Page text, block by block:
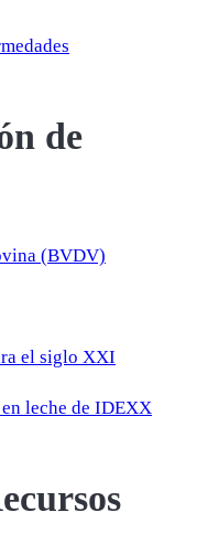
de
(BVDV)
el siglo XXI
leche de IDEXX